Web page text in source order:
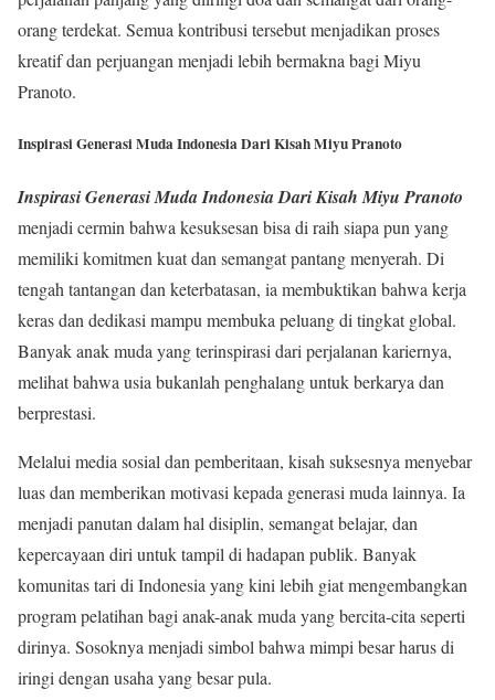
orang terdekat. Semua kontribusi tersebut menjadikan proses
kreatif dan perjuangan menjadi lebih bermakna bagi Miyu
Pranoto.
Inspirasi Generasi Muda Indonesia Dari Kisah Miyu Pranoto
Inspirasi Generasi Muda Indonesia Dari Kisah Miyu Pranoto
menjadi cermin bahwa kesuksesan bisa di raih siapa pun yang
memiliki komitmen kuat dan semangat pantang menyerah. Di
tengah tantangan dan keterbatasan, ia membuktikan bahwa kerja
keras dan dedikasi mampu membuka peluang di tingkat global.
Banyak anak muda yang terinspirasi dari perjalanan kariernya,
melihat bahwa usia bukanlah penghalang untuk berkarya dan
berprestasi.
Melalui media sosial dan pemberitaan, kisah suksesnya menyebar
luas dan memberikan motivasi kepada generasi muda lainnya. Ia
menjadi panutan dalam hal disiplin, semangat belajar, dan
kepercayaan diri untuk tampil di hadapan publik. Banyak
komunitas tari di Indonesia yang kini lebih giat mengembangkan
program pelatihan bagi anak-anak muda yang bercita-cita seperti
dirinya. Sosoknya menjadi simbol bahwa mimpi besar harus di
iringi dengan usaha yang besar pula.